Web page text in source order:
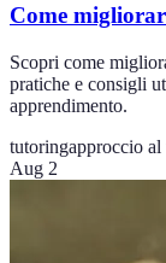
Come
Scopri come
pratiche e consigli
apprendimento.
tutoringapproccio
Aug 2